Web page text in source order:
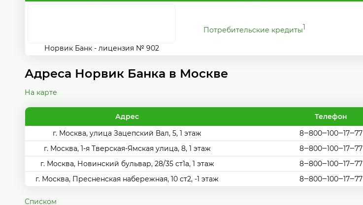
Норвик Банк - лицензия № 902
Потребительские кредиты1
Адреса Норвик Банка в Москве
На карте
Адрес Телефон
г. Москва, улица Зацепский Вал, 5, 1 этаж
8‒800‒100‒17‒77
г. Москва, 1-я Тверская-Ямская улица, 8, 1 этаж
8‒800‒100‒17‒77
г. Москва, Новинский бульвар, 28/35 ст1а, 1 этаж
8‒800‒100‒17‒77
г. Москва, Пресненская набережная, 10 ст2, -1 этаж
8‒800‒100‒17‒77
Списком